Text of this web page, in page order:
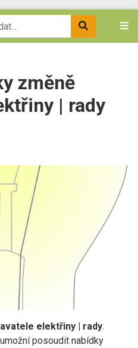
změně
| rady
elektřiny | rady.
posoudit nabídky